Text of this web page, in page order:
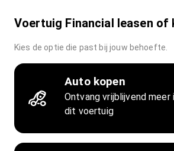
Voertuig Financial leasen of
Kies de optie die past bij jouw behoefte.
Auto kopen
Ontvang vrijblijvend
dit voertuig